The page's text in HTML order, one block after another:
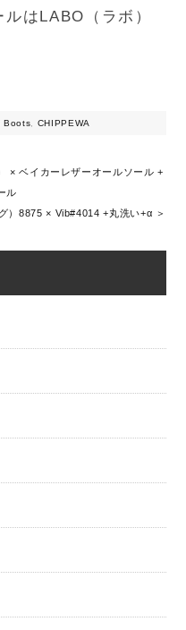
はLABO（ラボ）
Boots, CHIPPEWA
× ベイカーレザーオールソール +
ル
）8875 × Vib#4014 +丸洗い+α ＞